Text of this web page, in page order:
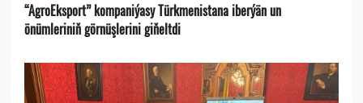
“AgroEksport” kompaniýasy Türkmenistana iberýän un
önümleriniň görnüşlerini giňeltdi